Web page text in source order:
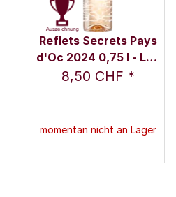
Reflets Secrets Pays
d'Oc 2024 0,75 l - Les
Jamelles
8,50 CHF *
momentan nicht an Lager